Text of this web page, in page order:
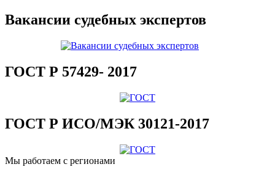
Вакансии судебных экспертов
ГОСТ Р 57429- 2017
ГОСТ Р ИСО/МЭК 30121-2017
Мы работаем с регионами